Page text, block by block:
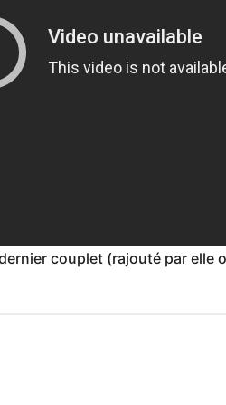
couplet (rajouté par elle